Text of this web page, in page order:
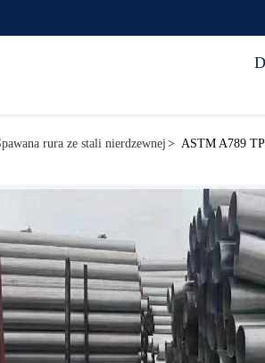
rura ze stali nierdzewnej> ASTM A789 TP